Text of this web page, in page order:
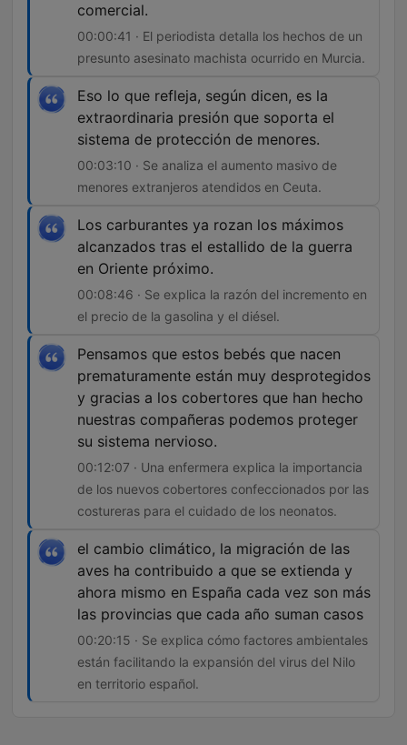
comercial.
00:00:41 · El periodista detalla los hechos de un
presunto asesinato machista ocurrido en Murcia.
Eso lo que refleja, según dicen, es la
extraordinaria presión que soporta el
sistema de protección de menores.
00:03:10 · Se analiza el aumento masivo de
menores extranjeros atendidos en Ceuta.
Los carburantes ya rozan los máximos
alcanzados tras el estallido de la guerra
en Oriente próximo.
00:08:46 · Se explica la razón del incremento en
el precio de la gasolina y el diésel.
Pensamos que estos bebés que nacen
prematuramente están muy desprotegidos
y gracias a los cobertores que han hecho
nuestras compañeras podemos proteger
su sistema nervioso.
00:12:07 · Una enfermera explica la importancia
de los nuevos cobertores confeccionados por las
costureras para el cuidado de los neonatos.
el cambio climático, la migración de las
aves ha contribuido a que se extienda y
ahora mismo en España cada vez son más
las provincias que cada año suman casos
00:20:15 · Se explica cómo factores ambientales
están facilitando la expansión del virus del Nilo
en territorio español.